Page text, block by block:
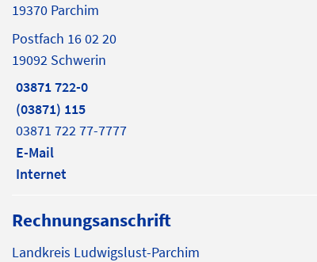
19370 Parchim
Postfach 16 02 20
19092 Schwerin
03871 722-0
(03871) 115
03871 722 77-7777
E-Mail
Internet
Rechnungsanschrift
Landkreis Ludwigslust-Parchim